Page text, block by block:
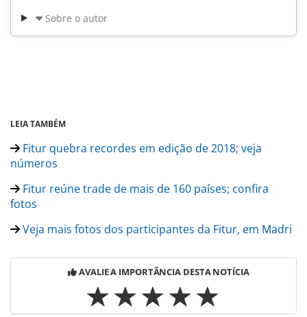
Sobre o autor
LEIA TAMBÉM
Fitur quebra recordes em edição de 2018; veja
números
Fitur reúne trade de mais de 160 países; confira
fotos
Veja mais fotos dos participantes da Fitur, em Madri
AVALIE A IMPORTÂNCIA DESTA NOTÍCIA